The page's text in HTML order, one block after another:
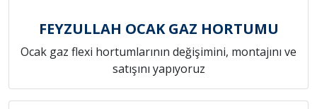
FEYZULLAH OCAK GAZ HORTUMU
Ocak gaz flexi hortumlarının değişimini, montajını ve
satışını yapıyoruz